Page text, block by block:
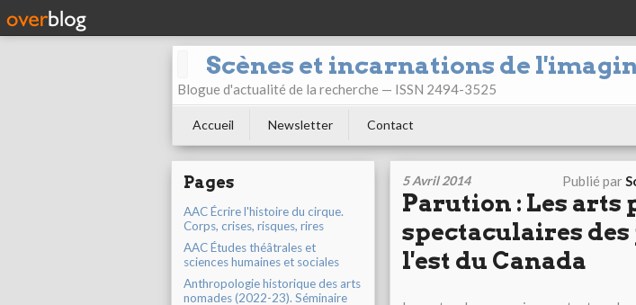
Scènes et incarnations de
Blogue d'actualité de la recherche — ISSN 2494-3525
Accueil Newsletter Contact
Pages
AAC Écrire l'histoire du cirque.
Corps, crises, risques, rires
AAC Études théâtrales et
sciences humaines et sociales
Anthropologie historique des arts
nomades (2022-23). Séminaire
5 Avril 2014 Publié par
Parution : Les
spectaculaires
l'est du Canada